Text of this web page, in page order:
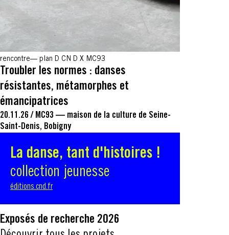
rencontre plan D CN D X MC93
Troubler les normes : danses
résistantes, métamorphes et
émancipatrices
20.11.26 / MC93 — maison de la culture de Seine-
Saint-Denis, Bobigny
La danse, tant d'histoires !
collection jeunesse
éditions.cnd.fr
Exposés de recherche 2026